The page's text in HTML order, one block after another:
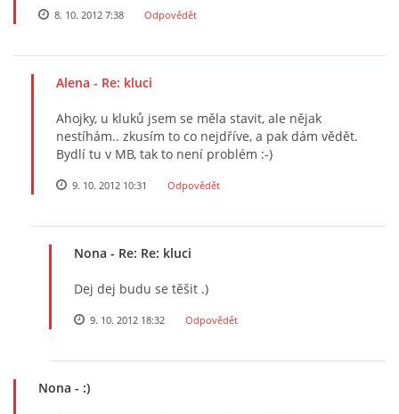
8. 10. 2012 7:38 Odpovědět
Alena - Re: kluci
Ahojky, u kluků jsem se měla stavit, ale nějak
nestíhám.. zkusím to co nejdříve, a pak dám vědět.
Bydlí tu v MB, tak to není problém :-)
9. 10. 2012 10:31 Odpovědět
Nona - Re: Re: kluci
Dej dej budu se těšit .)
9. 10. 2012 18:32 Odpovědět
Nona - :)